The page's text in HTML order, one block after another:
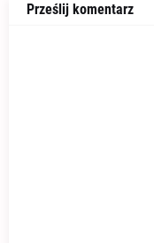
Prześlij komentarz